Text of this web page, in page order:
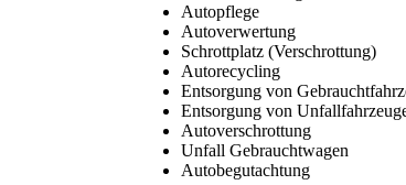
Autopflege
Autoverwertung
Schrottplatz (Verschrottung)
Autorecycling
Entsorgung von
Entsorgung von
Autoverschrottung
Unfall Gebrauchtwagen
Autobegutachtung